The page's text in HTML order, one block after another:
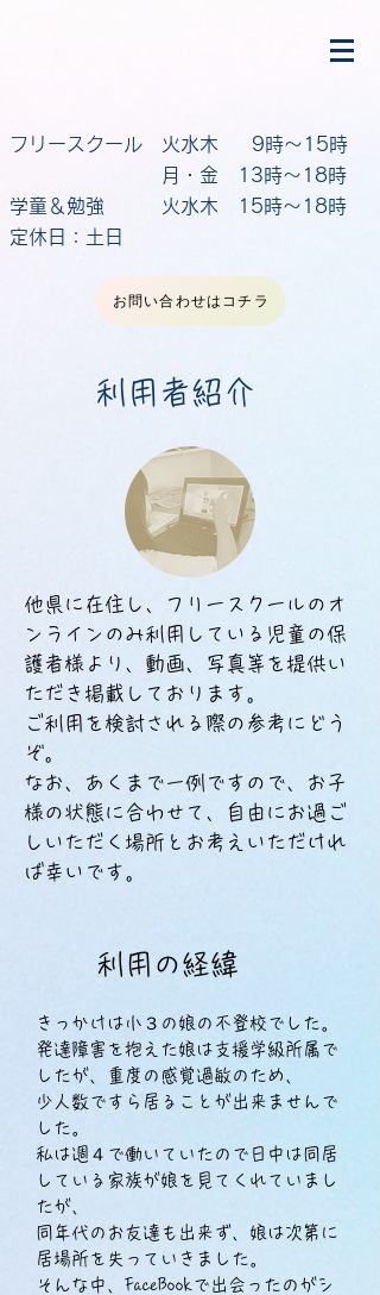
フリースクール 火水木 9時～15時
月・金 13時～18時
学童＆勉強 火水木 15時～18時
定休日：土日
お問い合わせはコチラ
利用者紹介
他県に在住し、フリースクールのオ
ンラインのみ利用している児童の保
護者様より、動画、写真等を提供い
ただき掲載しております。
ご利用を検討​される際の参考にどう
ぞ。
なお、あくまで一例ですので、お子
様の状態に合わせて、自由にお過ご
しいただく場所とお考えいただけれ
ば幸いです。
利用の経緯
​きっかけは小３の娘の不登校でした。
発達障害を抱えた娘は支援学級所属で
したが、
重度の感覚過敏のため、
少人数ですら居ることが出来ませんで
した。
私は週４で働いていたので日中は同居
している家族が娘を見てくれていまし
たが、
同年代のお友達も出来ず、 娘は次第に
居場所を失っていきました。
そんな中、FaceBookで出会ったのがシ